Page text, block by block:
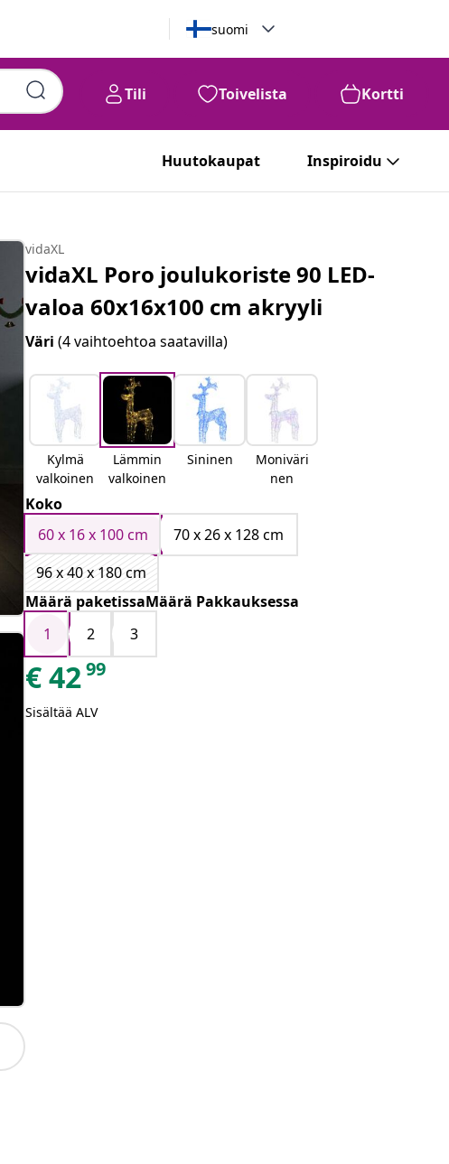
suomi
Tili Toivelista Kortti
Huutokaupat Inspiroidu
vidaXL
vidaXL Poro joulukoriste 90 LED-
valoa 60x16x100 cm akryyli
Väri(4 vaihtoehtoa saatavilla)
Kylmä
valkoinen
Lämmin
valkoinen
Sininen
Moniväri
nen
Koko
60 x 16 x 100 cm
70 x 26 x 128 cm
96 x 40 x 180 cm
Määrä paketissaMäärä Pakkauksessa
1
2 3
€4299
Sisältää ALV